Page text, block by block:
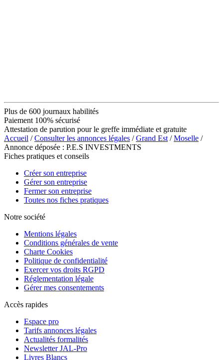
Plus de 600 journaux habilités
Paiement 100% sécurisé
Attestation de parution pour le greffe immédiate et gratuite
Accueil /Consulter les annonces légales /Grand Est /Moselle /
Annonce déposée : P.E.S INVESTMENTS
Fiches pratiques et conseils
Créer son entreprise
Gérer son entreprise
Fermer son entreprise
Toutes nos fiches pratiques
Notre société
Mentions légales
Conditions générales de vente
Charte Cookies
Politique de confidentialité
Exercer vos droits RGPD
Réglementation légale
Gérer mes consentements
Accès rapides
Espace pro
Tarifs annonces légales
Actualités formalités
Newsletter JAL-Pro
Livres Blancs